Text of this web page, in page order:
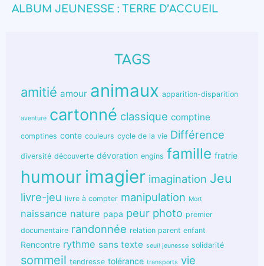
ALBUM JEUNESSE : TERRE D’ACCUEIL
TAGS
amitié amour animaux apparition-disparition
aventure cartonné classique comptine
comptines conte couleurs cycle de la vie Différence
diversité découverte dévoration engins famille fratrie
humour imagier imagination Jeu
livre-jeu livre à compter manipulation Mort
naissance nature papa peur photo premier
documentaire randonnée relation parent enfant
Rencontre rythme sans texte seuil jeunesse solidarité
sommeil tendresse tolérance transports vie